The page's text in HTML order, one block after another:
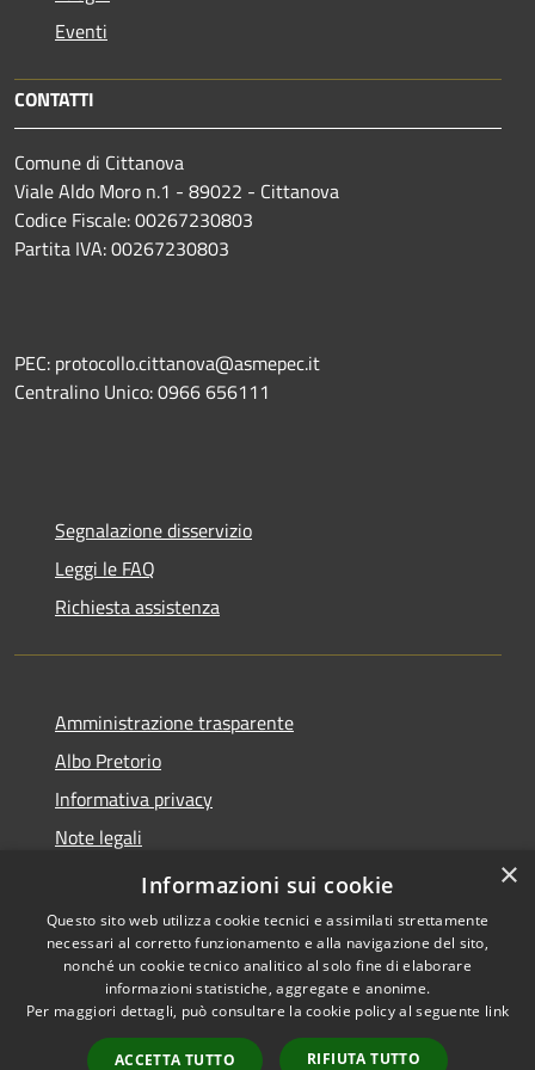
Eventi
CONTATTI
Comune di Cittanova
Viale Aldo Moro n.1 - 89022 - Cittanova
Codice Fiscale: 00267230803
Partita IVA: 00267230803
PEC: protocollo.cittanova@asmepec.it
Centralino Unico: 0966 656111
Segnalazione disservizio
Leggi le FAQ
Richiesta assistenza
Amministrazione trasparente
Albo Pretorio
Informativa privacy
Note legali
Dichiarazione di accessibilità
Accessibilità
Copyright © 2026 • Comune di
Cittanova • Powered by
Municipium•
Accesso
×
Informazioni sui cookie
Questo sito web utilizza cookie tecnici e assimilati strettamente
necessari al corretto funzionamento e alla navigazione del sito,
nonché un cookie tecnico analitico al solo fine di elaborare
informazioni statistiche, aggregate e anonime.
Per maggiori dettagli, può consultare la cookie policy al seguente link
ACCETTA TUTTO RIFIUTA TUTTO